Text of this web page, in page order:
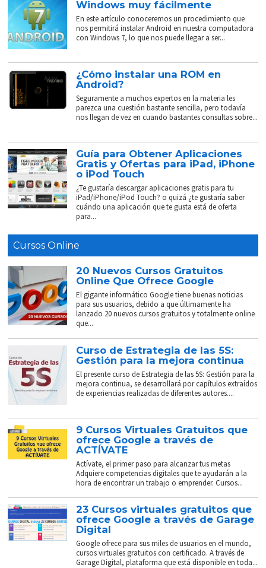
Windows muy fácilmente
En este artículo conoceremos un procedimiento que
nos permitirá instalar Android en nuestra computadora
con Windows 7, lo que nos puede llegar a ser...
¿Cómo instalar una ROM en
Android?
Seguramente a muchos expertos en la materia les
parezca una cuestión bastante sencilla, pero todavía
nos llegan de vez en cuando bastantes consultas sobre...
Guía para Obtener Aplicaciones
Gratis y Ofertas para iPad, iPhone
o iPod Touch
¿Te gustaría descargar aplicaciones gratis para tu
iPad/iPhone/iPod Touch? o quizá ¿te gustaría saber
cuándo una aplicación que te gusta está de oferta
para...
Cursos Online
20 Nuevos Cursos Gratuitos
Online Que Ofrece Google
El gigante informático Google tiene buenas noticias
para sus usuarios, debido a que últimamente ha
lanzado 20 nuevos cursos gratuitos y totalmente online
que...
Curso de Estrategia de las 5S:
Gestión para la mejora continua
El presente curso de Estrategia de las 5S: Gestión para la
mejora continua, se desarrollará por capítulos extraídos
de experiencias realizadas de diferentes autores....
9 Cursos Virtuales Gratuitos que
ofrece Google a través de
ACTÍVATE
Actívate, el primer paso para alcanzar tus metas
Adquiere competencias digitales que te ayudarán a la
hora de encontrar un trabajo o emprender. Cursos...
23 Cursos virtuales gratuitos que
ofrece Google a través de Garage
Digital
Google ofrece para sus miles de usuarios en el mundo,
cursos virtuales gratuitos con certificado. A través de
Garage Digital, plataforma que está disponible en toda...